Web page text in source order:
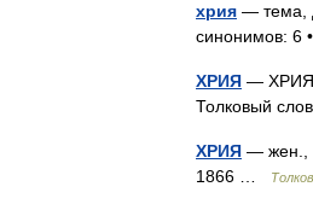
хрия — тема,
синонимов: 6
ХРИЯ — ХРИЯ,
Толковый
ХРИЯ — жен.,
1866 …